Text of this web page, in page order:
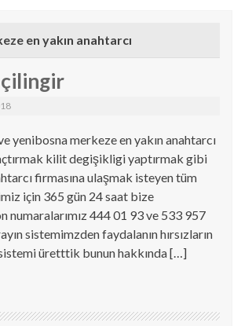
en yakın anahtarcı
yenibosna merkeze en yakın anahtarcı
kilit degişikligi yaptırmak gibi
firmasına ulaşmak isteyen tüm
için 365 gün 24 saat bize
numaralarımız 444 01 93 ve 533 957
sistemimzden faydalanın hırsızların
üretttik bunun hakkında […]